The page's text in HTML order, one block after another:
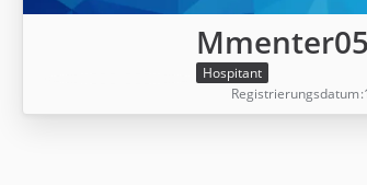
Mmenter05
Hospitant
Registrierungsdatum